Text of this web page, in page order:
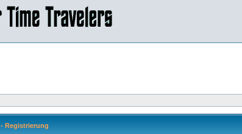
- Registrierung